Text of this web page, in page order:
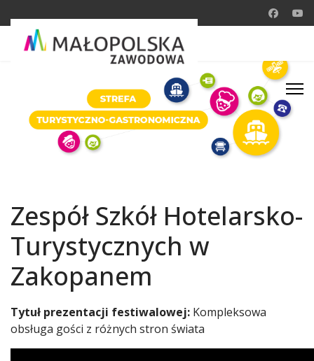
Zespół Szkół Hotelarsko-
Turystycznych w
Zakopanem
Tytuł prezentacji festiwalowej: Kompleksowa
obsługa gości z różnych stron świata